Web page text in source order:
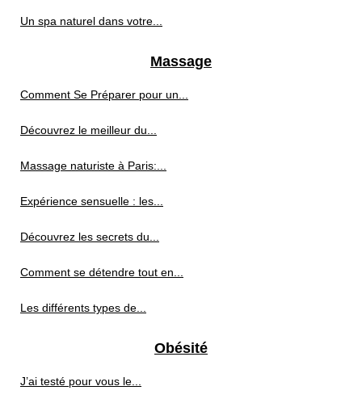
Un spa naturel dans votre...
Massage
Comment Se Préparer pour un...
Découvrez le meilleur du...
Massage naturiste à Paris:...
Expérience sensuelle : les...
Découvrez les secrets du...
Comment se détendre tout en...
Les différents types de...
Obésité
J’ai testé pour vous le...